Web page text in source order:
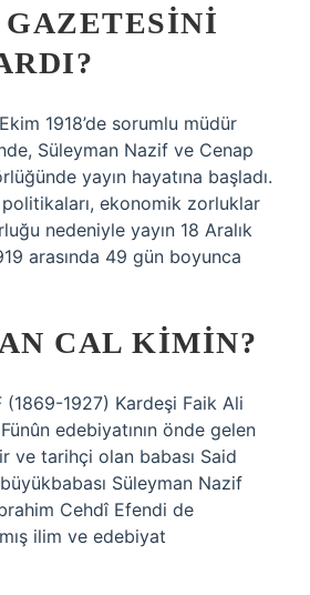
1918’de sorumlu müdür
Süleyman Nazif ve Cenap
yayın hayatına başladı.
ekonomik zorluklar
nedeniyle yayın 18 Aralık
arasında 49 gün boyunca
CAL KIMIN?
(1869-1927) Kardeşi Faik Ali
edebiyatının önde gelen
ve tarihçi olan babası Said
büyükbabası Süleyman Nazif
Cehdî Efendi de
ilim ve edebiyat